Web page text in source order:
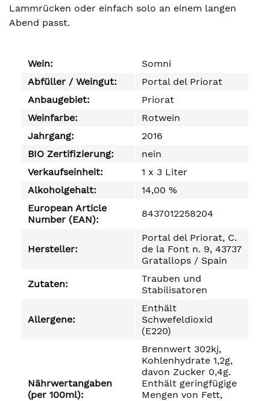
Lammrücken oder einfach solo an einem langen
Abend passt.
Wein:
Somni
Abfüller / Weingut:
Portal del Priorat
Anbaugebiet:
Priorat
Weinfarbe:
Rotwein
Jahrgang:
2016
BIO Zertifizierung:
nein
Verkaufseinheit:
1 x 3 Liter
Alkoholgehalt:
14,00 %
European Article
Number (EAN):
8437012258204
Hersteller:
Portal del Priorat, C.
de la Font n. 9, 43737
Gratallops / Spain
Zutaten:
Trauben und
Stabilisatoren
Allergene:
Enthält
Schwefeldioxid
(E220)
Nährwertangaben
(per 100ml):
Brennwert 302kj,
Kohlenhydrate 1,2g,
davon Zucker 0,4g.
Enthält geringfügige
Mengen von Fett,